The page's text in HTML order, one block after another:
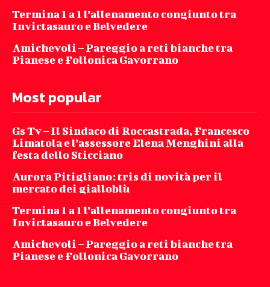
Termina 1 a 1 l’allenamento congiunto tra
Invictasauro e Belvedere
Amichevoli – Pareggio a reti bianche tra
Pianese e Follonica Gavorrano
Most popular
Gs Tv – Il Sindaco di Roccastrada, Francesco
Limatola e l’assessore Elena Menghini alla
festa dello Sticciano
Aurora Pitigliano: tris di novità per il
mercato dei gialloblù
Termina 1 a 1 l’allenamento congiunto tra
Invictasauro e Belvedere
Amichevoli – Pareggio a reti bianche tra
Pianese e Follonica Gavorrano